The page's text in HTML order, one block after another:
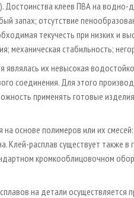
клеев ПВА на водно-
запах; отсутствие
текучесть при низких и
механическая стабильность;
их невысокая
соединения. Для этого
применять готовые
на основе полимеров или их
Клей-расплав существует также
кромкооблицовочном
на детали